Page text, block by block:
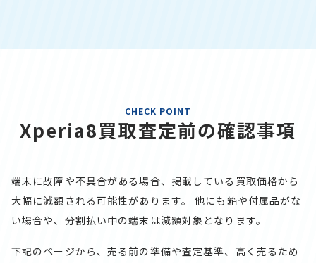
CHECK POINT
Xperia8買取査定前の確認事項
端末に故障や不具合がある場合、掲載している買取価格から
大幅に減額される可能性があります。
他にも箱や付属品がな
い場合や、分割払い中の端末は減額対象となります。
下記のページから、売る前の準備や査定基準、高く売るため